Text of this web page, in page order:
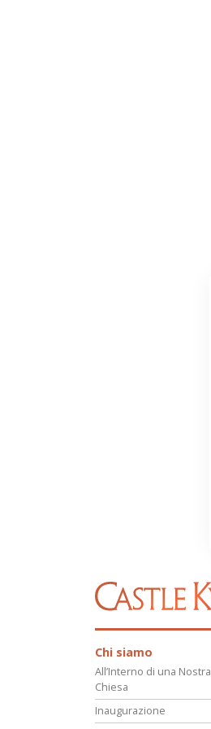
Chi siamo
All’Interno di una Nostra
Chiesa
Inaugurazione